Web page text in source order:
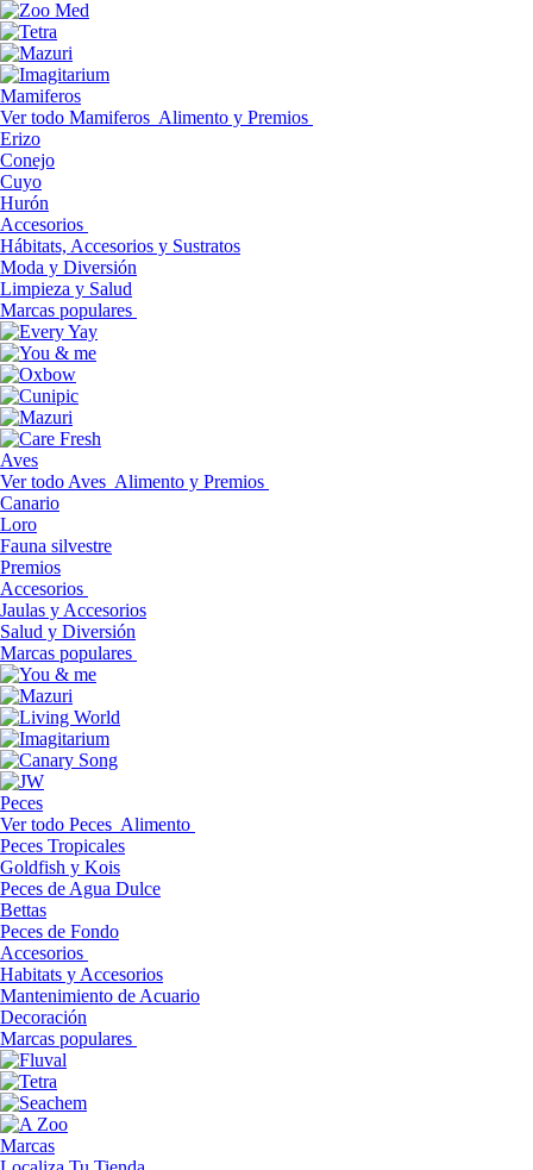
Mamiferos
Ver todo Mamiferos Alimento y Premios
Erizo
Conejo
Cuyo
Hurón
Accesorios
Hábitats, Accesorios y Sustratos
Moda y Diversión
Limpieza y Salud
Marcas populares
Aves
Ver todo Aves Alimento y Premios
Canario
Loro
Fauna silvestre
Premios
Accesorios
Jaulas y Accesorios
Salud y Diversión
Marcas populares
Peces
Ver todo Peces Alimento
Peces Tropicales
Goldfish y Kois
Peces de Agua Dulce
Bettas
Peces de Fondo
Accesorios
Habitats y Accesorios
Mantenimiento de Acuario
Decoración
Marcas populares
Marcas